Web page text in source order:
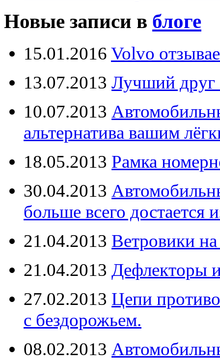
Новые записи в блоге
15.01.2016 Volvo
13.07.2013 Лучший друг
10.07.2013
альтернатива вашим
18.05.2013 Рамка
30.04.2013
больше всего достается
21.04.2013 Ветровики
21.04.2013 Дефлекторы
27.02.2013 Цепи
с бездорожьем.
08.02.2013